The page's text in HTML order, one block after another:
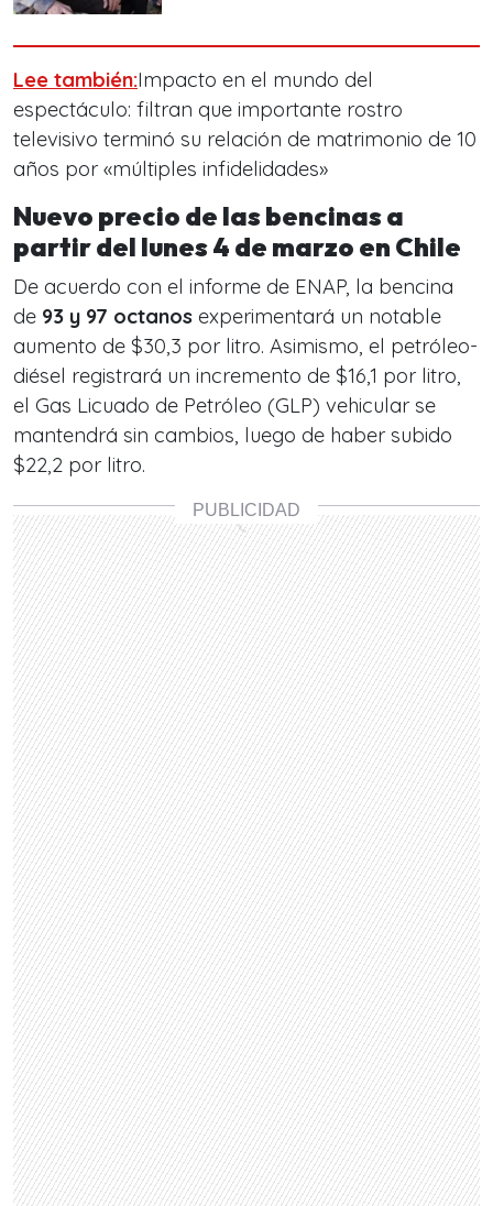
Lee también:Impacto en el mundo del
espectáculo: filtran que importante rostro
televisivo terminó su relación de matrimonio de 10
años por «múltiples infidelidades»
Nuevo precio de las bencinas a
partir del lunes 4 de marzo en Chile
De acuerdo con el informe de ENAP, la bencina
de 93 y 97 octanos experimentará un notable
aumento de $30,3 por litro. Asimismo, el petróleo-
diésel registrará un incremento de $16,1 por litro,
el Gas Licuado de Petróleo (GLP) vehicular se
mantendrá sin cambios, luego de haber subido
$22,2 por litro.